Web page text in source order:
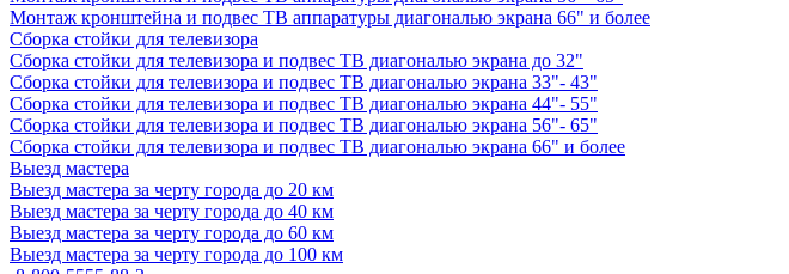
Монтаж кронштейна и подвес ТВ аппаратуры диагональю экрана 66" и более
Сборка стойки для телевизора
Сборка стойки для телевизора и подвес ТВ диагональю экрана до 32"
Сборка стойки для телевизора и подвес ТВ диагональю экрана 33"- 43"
Сборка стойки для телевизора и подвес ТВ диагональю экрана 44"- 55"
Сборка стойки для телевизора и подвес ТВ диагональю экрана 56"- 65"
Сборка стойки для телевизора и подвес ТВ диагональю экрана 66" и более
Выезд мастера
Выезд мастера за черту города до 20 км
Выезд мастера за черту города до 40 км
Выезд мастера за черту города до 60 км
Выезд мастера за черту города до 100 км